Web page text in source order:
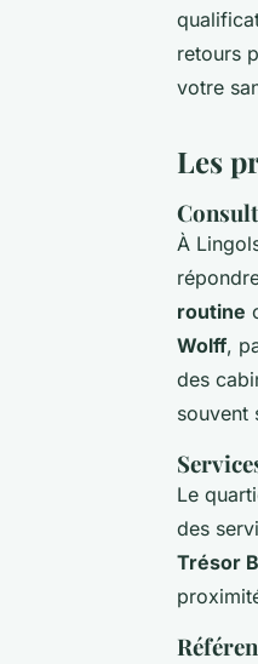
retours
votre
Les
À
routine
Wolff,
des
souvent
Le
des
Trésor